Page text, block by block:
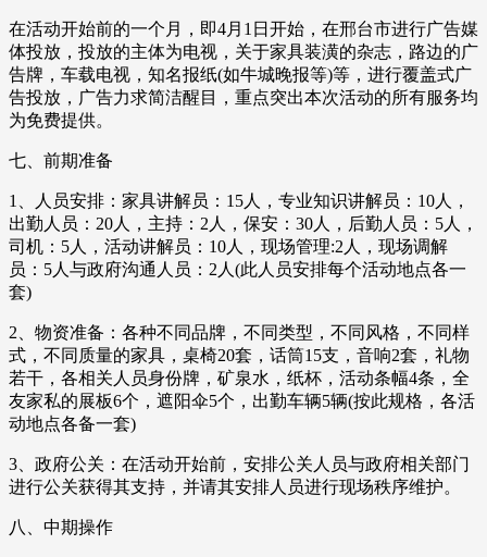
在活动开始前的一个月，即4月1日开始，在邢台市进行广告媒
体投放，投放的主体为电视，关于家具装潢的杂志，路边的广
告牌，车载电视，知名报纸(如牛城晚报等)等，进行覆盖式广
告投放，广告力求简洁醒目，重点突出本次活动的所有服务均
为免费提供。
七、前期准备
1、人员安排：家具讲解员：15人，专业知识讲解员：10人，
出勤人员：20人，主持：2人，保安：30人，后勤人员：5人，
司机：5人，活动讲解员：10人，现场管理:2人，现场调解
员：5人与政府沟通人员：2人(此人员安排每个活动地点各一
套)
2、物资准备：各种不同品牌，不同类型，不同风格，不同样
式，不同质量的家具，桌椅20套，话筒15支，音响2套，礼物
若干，各相关人员身份牌，矿泉水，纸杯，活动条幅4条，全
友家私的展板6个，遮阳伞5个，出勤车辆5辆(按此规格，各活
动地点各备一套)
3、政府公关：在活动开始前，安排公关人员与政府相关部门
进行公关获得其支持，并请其安排人员进行现场秩序维护。
八、中期操作